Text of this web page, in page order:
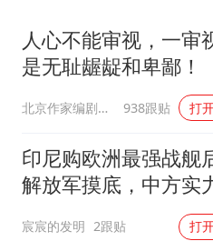
乐享全
人心不能审视，一审
是无耻龌龊和卑鄙！
北京作家编剧肥猪满圈 938跟贴 打
印尼购欧洲最强战舰
解放军摸底，中方实
宸宸的发明 2跟贴 打